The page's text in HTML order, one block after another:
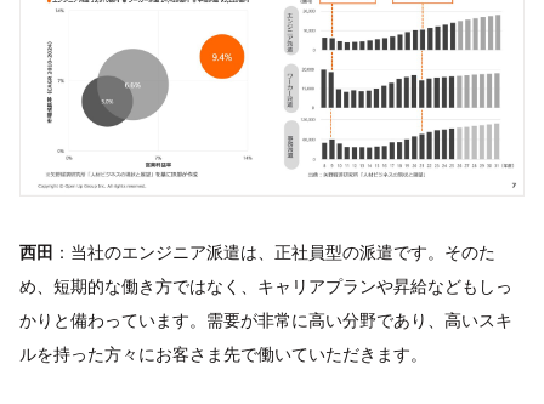
西田 ：当社のエンジニア派遣は、正社員型の派遣です。そのた
め、短期的な働き方ではなく、キャリアプランや昇給などもしっ
かりと備わっています。需要が非常に高い分野であり、高いスキ
ルを持った方々にお客さま先で働いていただきます。